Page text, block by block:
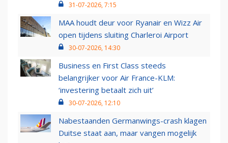
31-07-2026, 7:15
MAA houdt deur voor Ryanair en Wizz Air
open tijdens sluiting Charleroi Airport
30-07-2026, 14:30
Business en First Class steeds
belangrijker voor Air France-KLM:
‘investering betaalt zich uit’
30-07-2026, 12:10
Nabestaanden Germanwings-crash klagen
Duitse staat aan, maar vangen mogelijk